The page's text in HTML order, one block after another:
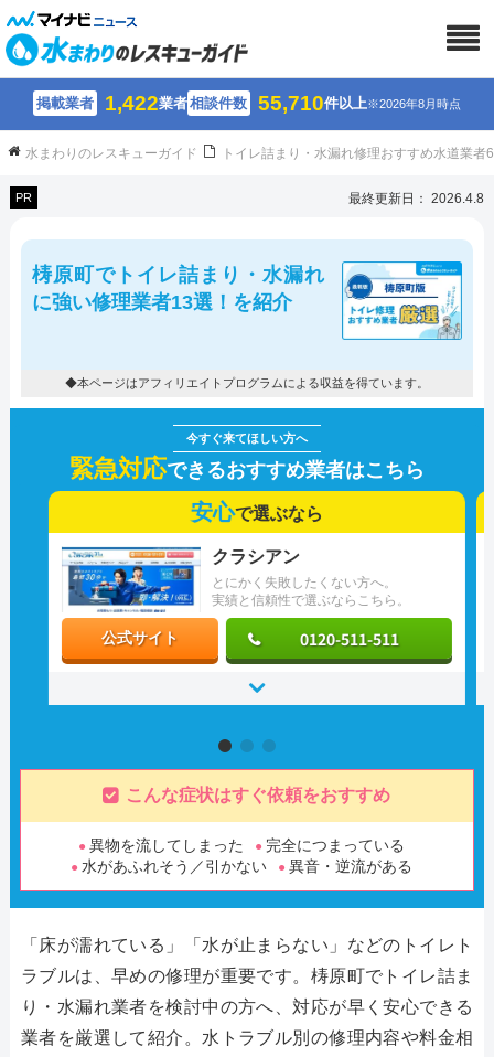
掲載業者 1,422業者相談件数 55,710件以上※2026年8月時点
水まわりのレスキューガイド トイレ詰まり・水漏れ修理おすすめ水道業
PR 最終更新日： 2026.4.8
梼原町でトイレ詰まり・水漏れ
に強い修理業者13選！を紹介
◆本ページはアフィリエイトプログラムによる収益を得ています。
緊急対応できるおすすめ業者はこちら
安心で選ぶなら
とにかく失敗したくない方へ。
実績と信頼性で選ぶならこちら。
クラシアン
公式サイト 0120-511-511
こんな症状はすぐ依頼をおすすめ
異物を流してしまった
完全につまっている
水があふれそう／引かない
異音・逆流がある
「床が濡れている」「水が止まらない」などのトイレト
ラブルは、早めの修理が重要です。梼原町でトイレ詰ま
り・水漏れ業者を検討中の方へ、対応が早く安心できる
業者を厳選して紹介。水トラブル別の修理内容や料金相